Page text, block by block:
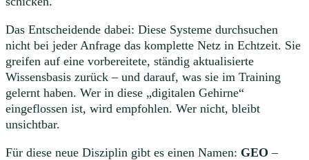
Das Entscheidende dabei: Diese Systeme durchsuchen
nicht bei jeder Anfrage das komplette Netz in Echtzeit. Sie
greifen auf eine vorbereitete, ständig aktualisierte
Wissensbasis zurück – und darauf, was sie im Training
gelernt haben. Wer in diese „digitalen Gehirne“
eingeflossen ist, wird empfohlen. Wer nicht, bleibt
unsichtbar.
Für diese neue Disziplin gibt es einen Namen: GEO –